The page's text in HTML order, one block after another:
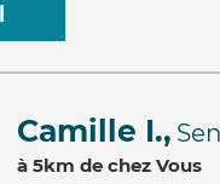
Camille I.,
à 5km de chez Vous